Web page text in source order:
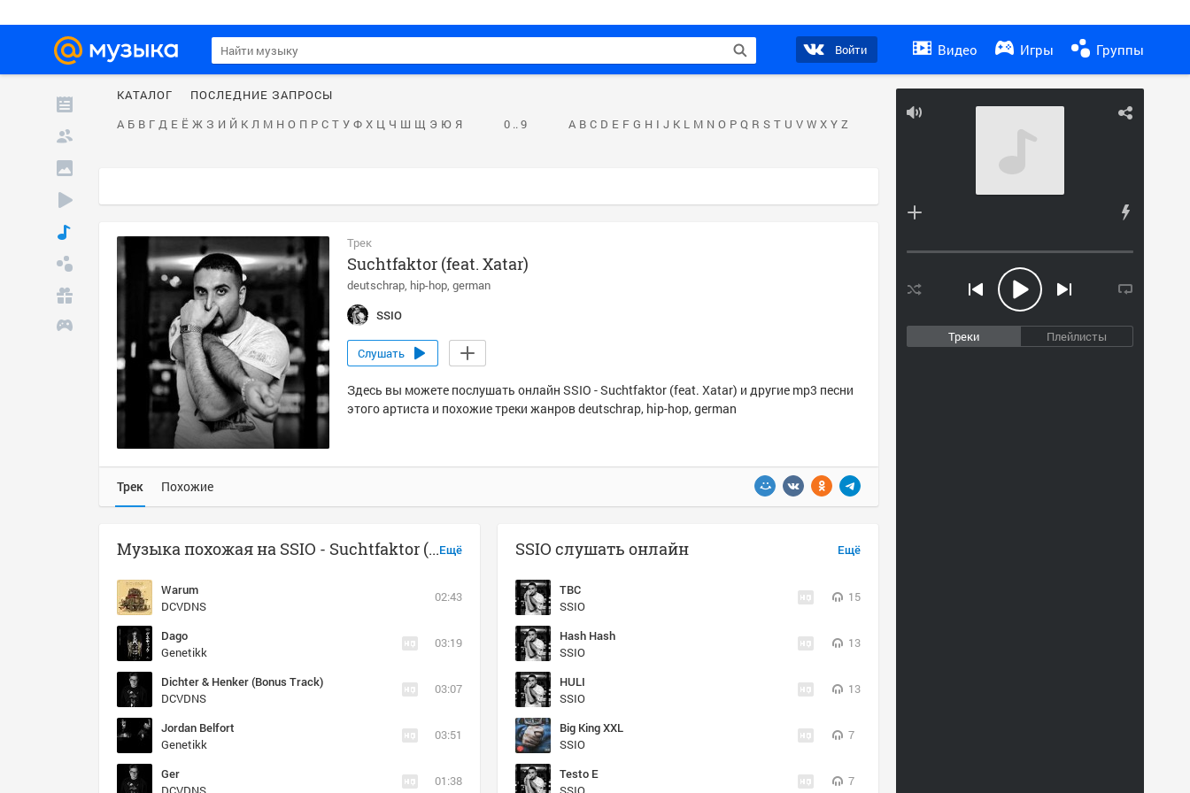
Войти Видео Игры Группы
Треки Плейлисты
КАТАЛОГ
ПОСЛЕДНИЕ ЗАПРОСЫ
А Б В Г Д Е Ё Ж З И Й К Л М Н О П Р С Т У Ф Х Ц Ч Ш Щ Э Ю Я 0 .. 9 A B C D E F G H I J K L M N O P Q R S T U V W X Y Z
Трек
Suchtfaktor (feat. Xatar)
deutschrap hip-hop german
SSIO
Слушать
Здесь вы можете послушать онлайн SSIO - Suchtfaktor (feat. Xatar) и другие mp3 песни
этого артиста и похожие треки жанров deutschrap, hip-hop, german
Трек Похожие
Ещё
Музыка похожая на SSIO - Suchtfaktor (feat. Xatar)
Warum
DCVDNS
02:43
Dago
Genetikk
03:19
Dichter & Henker (Bonus Track)
DCVDNS
03:07
Jordan Belfort
Genetikk
03:51
Ger
01:38
Ещё
SSIO слушать онлайн
TBC
SSIO
15
Hash Hash
SSIO
13
HULI
SSIO
13
Big King XXL
SSIO
7
Testo E
7